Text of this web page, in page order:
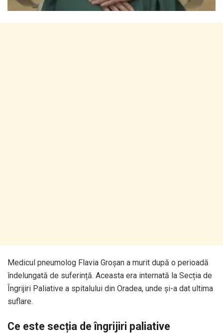
Medicul pneumolog Flavia Groșan a murit după o perioadă
îndelungată de suferință. Aceasta era internată la Secția de
Îngrijiri Paliative a spitalului din Oradea, unde și-a dat ultima
suflare.
Ce este secția de îngrijiri paliative